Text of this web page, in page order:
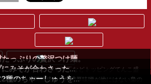
っぷりの贅沢つけ麺。
ーやねぎ、メンマや味玉などトッピングてんこ盛
みそが合わさった...
込み1ヶ月間熟成させた濃厚味噌が他にはない梟の
種のちゃーしゅうを...